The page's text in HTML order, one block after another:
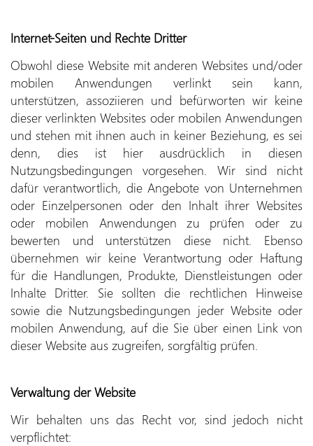
Internet-Seiten und Rechte Dritter
Obwohl diese Website mit anderen Websites und/oder
mobilen Anwendungen verlinkt sein kann,
unterstützen, assoziieren und befürworten wir keine
dieser verlinkten Websites oder mobilen Anwendungen
und stehen mit ihnen auch in keiner Beziehung, es sei
denn, dies ist hier ausdrücklich in diesen
Nutzungsbedingungen vorgesehen. Wir sind nicht
dafür verantwortlich, die Angebote von Unternehmen
oder Einzelpersonen oder den Inhalt ihrer Websites
oder mobilen Anwendungen zu prüfen oder zu
bewerten und unterstützen diese nicht. Ebenso
übernehmen wir keine Verantwortung oder Haftung
für die Handlungen, Produkte, Dienstleistungen oder
Inhalte Dritter. Sie sollten die rechtlichen Hinweise
sowie die Nutzungsbedingungen jeder Website oder
mobilen Anwendung, auf die Sie über einen Link von
dieser Website aus zugreifen, sorgfältig prüfen.
Verwaltung der Website
Wir behalten uns das Recht vor, sind jedoch nicht
verpflichtet: